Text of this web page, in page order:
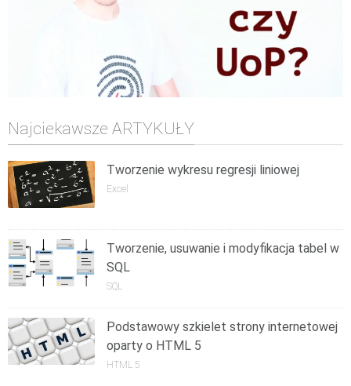
Najciekawsze ARTYKUŁY
Tworzenie wykresu regresji liniowej
Excel
Tworzenie, usuwanie i modyfikacja tabel w
SQL
SQL
Podstawowy szkielet strony internetowej
oparty o HTML 5
HTML 5